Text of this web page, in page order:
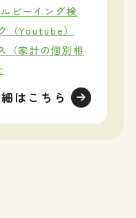
ビーイング検
（Youtube）
（家計の個別相
はこちら